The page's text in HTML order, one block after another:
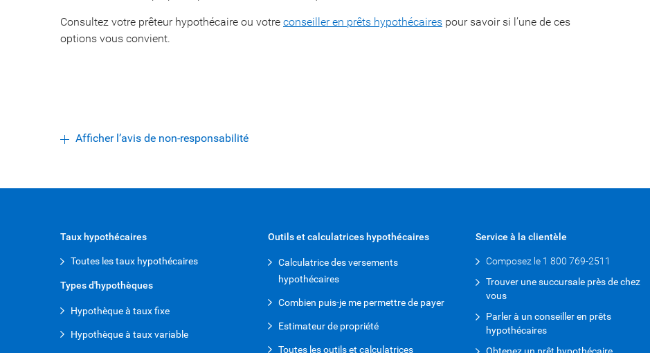
Consultez votre prêteur hypothécaire ou votre conseiller en prêts hypothécaires pour savoir si l’une de ces
options vous convient.
Afficher l’avis de non-responsabilité
Taux hypothécaires
Toutes les taux hypothécaires
Types d'hypothèques
Hypothèque à taux fixe
Hypothèque à taux variable
Outils et calculatrices hypothécaires
Calculatrice des versements
hypothécaires
Combien puis-je me permettre de payer
Estimateur de propriété
Toutes les outils et calculatrices
Service à la clientèle
Composez le 1 800 769-2511
Trouver une succursale près de chez
vous
Parler à un conseiller en prêts
hypothécaires